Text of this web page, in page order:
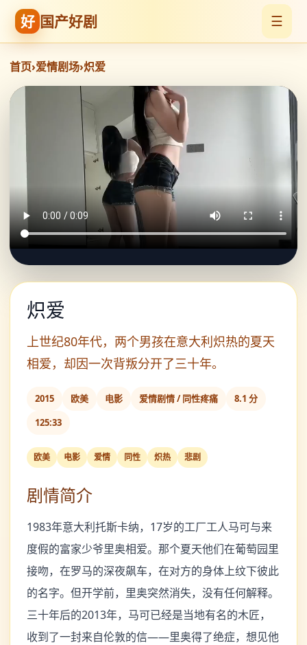
好 国产好剧 ☰
首页›爱情剧场›炽爱
炽爱
上世纪80年代，两个男孩在意大利炽热的夏天
相爱，却因一次背叛分开了三十年。
2015 欧美 电影 爱情剧情 / 同性疼痛
8.1 分
125:33
欧美 电影 爱情 同性 炽热 悲剧
剧情简介
1983年意大利托斯卡纳，17岁的工厂工人马可与来
度假的富家少爷里奥相爱。那个夏天他们在葡萄园里
接吻，在罗马的深夜飙车，在对方的身体上纹下彼此
的名字。但开学前，里奥突然消失，没有任何解释。
三十年后的2013年，马可已经是当地有名的木匠，
收到了一封来自伦敦的信——里奥得了绝症，想见他